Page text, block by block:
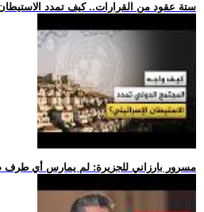
.. ستة عقود من القرارات.. كيف تمدد
.. مسرور بارزاني للجزيرة: لم يمارس أي طرف